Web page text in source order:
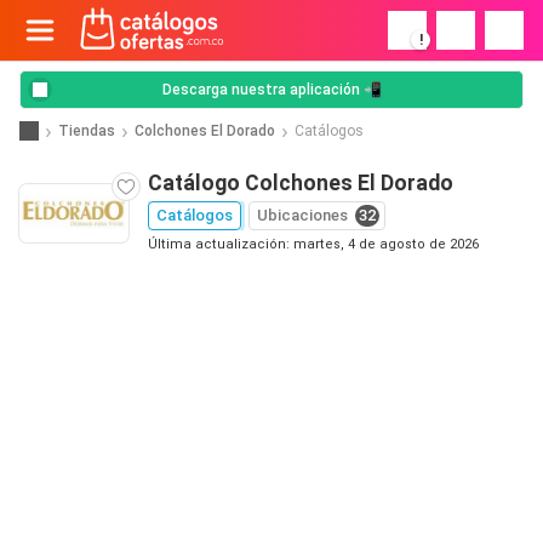
!
Descarga nuestra aplicación 📲
Tiendas Colchones El Dorado Catálogos
Catálogo Colchones El Dorado
Catálogos Ubicaciones 32
Última actualización: martes, 4 de agosto de 2026